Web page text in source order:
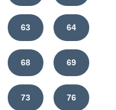
63 64
68 69
73 76